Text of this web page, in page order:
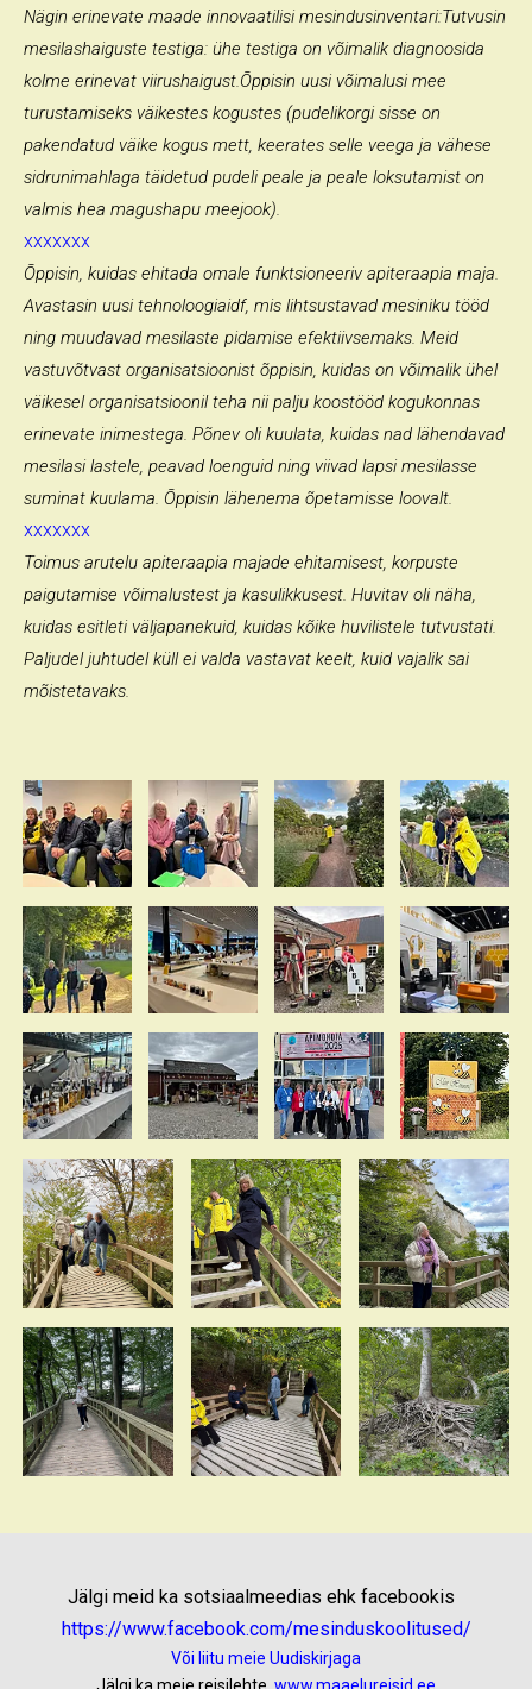
Nägin erinevate maade innovaatilisi mesindusinventari:Tutvusin
mesilashaiguste testiga: ühe testiga on võimalik diagnoosida
kolme erinevat viirushaigust.Õppisin uusi võimalusi mee
turustamiseks väikestes kogustes (pudelikorgi sisse on
pakendatud väike kogus mett, keerates selle veega ja vähese
sidrunimahlaga täidetud pudeli peale ja peale loksutamist on
valmis hea magushapu meejook).
xxxxxxx
Õppisin, kuidas ehitada omale funktsioneeriv apiteraapia maja.
Avastasin uusi tehnoloogiaidf, mis lihtsustavad mesiniku tööd
ning muudavad mesilaste pidamise efektiivsemaks. Meid
vastuvõtvast organisatsioonist õppisin, kuidas on võimalik ühel
väikesel organisatsioonil teha nii palju koostööd kogukonnas
erinevate inimestega. Põnev oli kuulata, kuidas nad lähendavad
mesilasi lastele, peavad loenguid ning viivad lapsi mesilasse
suminat kuulama. Õppisin lähenema õpetamisse loovalt.
xxxxxxx
Toimus arutelu apiteraapia majade ehitamisest, korpuste
paigutamise võimalustest ja kasulikkusest. Huvitav oli näha,
kuidas esitleti väljapanekuid, kuidas kõike huvilistele tutvustati.
Paljudel juhtudel küll ei valda vastavat keelt, kuid vajalik sai
mõistetavaks.
Jälgi meid ka sotsiaalmeedias ehk facebookis
https://www.facebook.com/mesinduskoolitused/
Või liitu meie Uudiskirjaga